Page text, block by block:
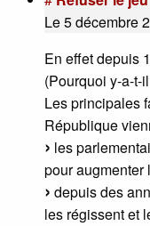
Le 5 décembre
En effet depuis
(Pourquoi y-a-t-
Les principales
République
les
pour augmenter
depuis des
les régissent et